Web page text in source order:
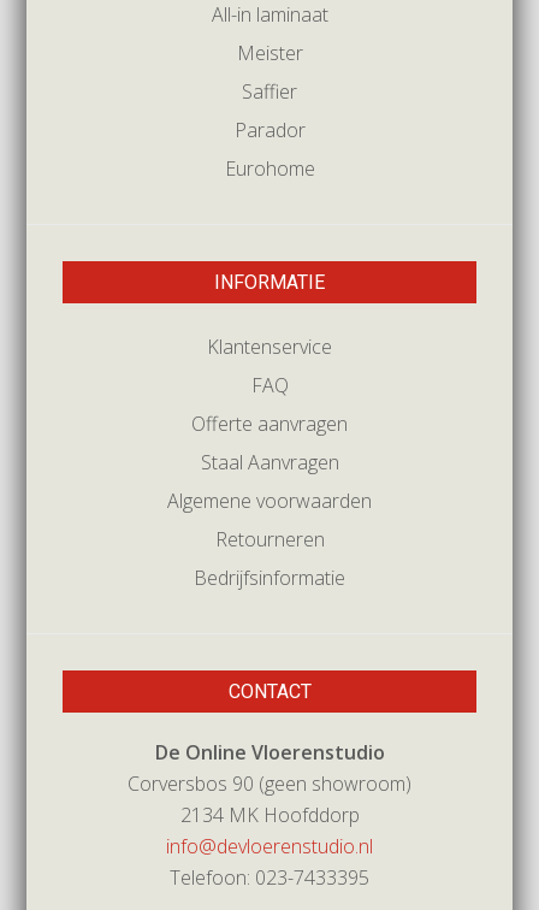
All-in laminaat
Meister
Saffier
Parador
Eurohome
INFORMATIE
Klantenservice
FAQ
Offerte aanvragen
Staal Aanvragen
Algemene voorwaarden
Retourneren
Bedrijfsinformatie
CONTACT
De Online Vloerenstudio
Corversbos 90 (geen showroom)
2134 MK Hoofddorp
info@devloerenstudio.nl
Telefoon: 023-7433395